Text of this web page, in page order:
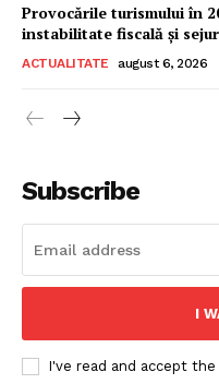
Despre noi
Provocările turismului în
instabilitate fiscală și
ACTUALITATE august 6, 2026
Subscribe
I
I've read and accept the